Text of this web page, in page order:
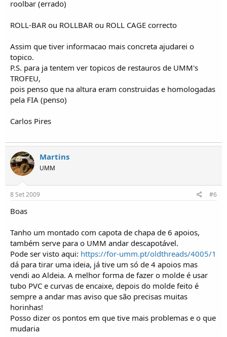
roolbar (errado)
ROLL-BAR ou ROLLBAR ou ROLL CAGE correcto
Assim que tiver informacao mais concreta ajudarei o
topico.
P.S. para ja tentem ver topicos de restauros de UMM's
TROFEU,
pois penso que na altura eram construidas e homologadas
pela FIA (penso)
Carlos Pires
Martins
UMM
8 Set 2009 #6
Boas
Tanho um montado com capota de chapa de 6 apoios,
também serve para o UMM andar descapotável.
Pode ser visto aqui: https://for-umm.pt/oldthreads/4005/1
dá para tirar uma ideia, já tive um só de 4 apoios mas
vendi ao Aldeia. A melhor forma de fazer o molde é usar
tubo PVC e curvas de encaixe, depois do molde feito é
sempre a andar mas aviso que são precisas muitas
horinhas!
Posso dizer os pontos em que tive mais problemas e o que
mudaria